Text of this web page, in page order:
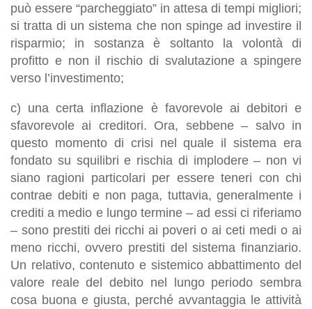
può essere “parcheggiato” in attesa di tempi migliori;
si tratta di un sistema che non spinge ad investire il
risparmio; in sostanza è soltanto la volontà di
profitto e non il rischio di svalutazione a spingere
verso l’investimento;
c) una certa inflazione è favorevole ai debitori e
sfavorevole ai creditori. Ora, sebbene – salvo in
questo momento di crisi nel quale il sistema era
fondato su squilibri e rischia di implodere – non vi
siano ragioni particolari per essere teneri con chi
contrae debiti e non paga, tuttavia, generalmente i
crediti a medio e lungo termine – ad essi ci riferiamo
– sono prestiti dei ricchi ai poveri o ai ceti medi o ai
meno ricchi, ovvero prestiti del sistema finanziario.
Un relativo, contenuto e sistemico abbattimento del
valore reale del debito nel lungo periodo sembra
cosa buona e giusta, perché avvantaggia le attività